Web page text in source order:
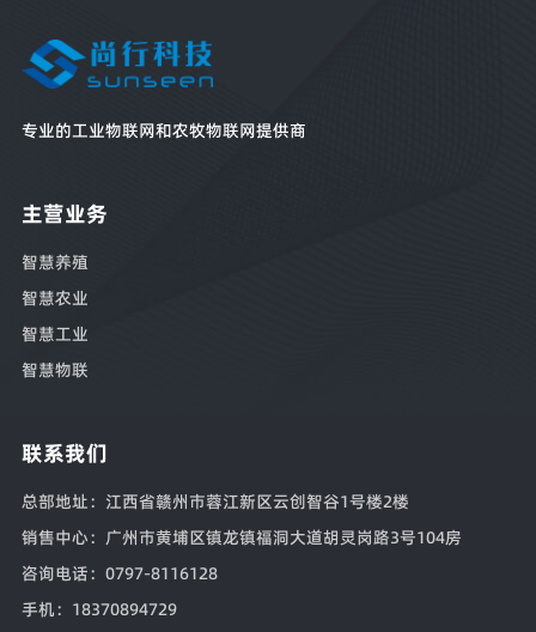
专业的工业物联网和农牧物联网提供商
主营业务
智慧养殖
智慧农业
智慧工业
智慧物联
联系我们
总部地址：江西省赣州市蓉江新区云创智谷1号楼2楼
销售中心：广州市黄埔区镇龙镇福洞大道胡灵岗路3号104房
咨询电话：0797-8116128
手机：18370894729